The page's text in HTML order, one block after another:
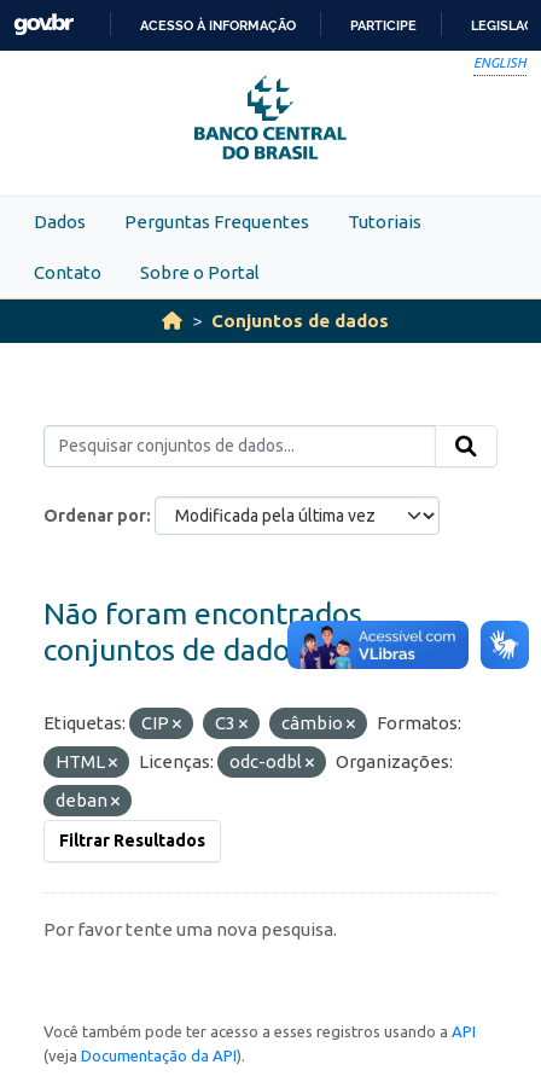
Skip to main content
PARA
O
CONTEÚDO
ACESSO À INFORMAÇÃO PARTICIPE
ENGLISH
Dados Perguntas Frequentes Tutoriais
Contato Sobre o Portal
Conjuntos de dados
Ordenar por
Não foram encontrados
conjuntos de dados
Etiquetas: CIP C3 câmbio
Formatos:
HTML
Licenças: odc-odbl
Organizações:
deban
Filtrar Resultados
Por favor tente uma nova pesquisa.
Você também pode ter acesso a esses registros usando a API
(veja Documentação da API).